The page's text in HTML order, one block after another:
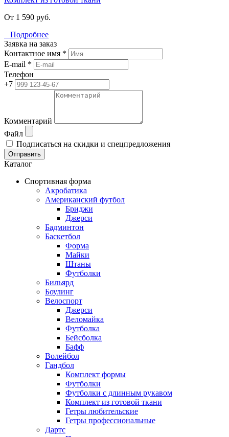
От 1 590 руб.
Подробнее
Заявка на заказ
Контактное имя *
E-mail *
Телефон
+7
Комментарий
Файл
Подписаться на скидки и спецпредложения
Отправить
Каталог
Спортивная форма
Акробатика
Американский футбол
Бриджи
Джерси
Бадминтон
Баскетбол
Форма
Майки
Штаны
Футболки
Бильярд
Боулинг
Велоспорт
Джерси
Веломайка
Футболка
Бейсболка
Бафф
Волейбол
Гандбол
Комплект формы
Футболки
Футболки с длинным рукавом
Комплект из готовой ткани
Гетры любительские
Гетры профессиональные
Дартс